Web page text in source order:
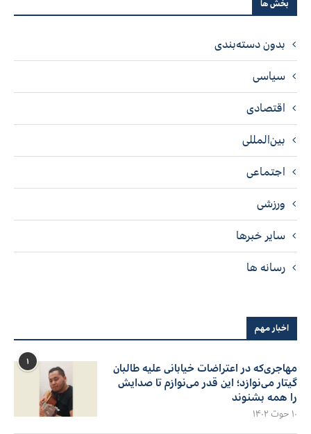
بخش ها
بدون دسته‌بندی
سیاسی
اقتصادی
بین‌المللی
اجتماعی
ورزشی
سایر خبرها
رسانه ها
اخبار مهم
۱
مهاجری‌که در اعتراضات خیابانی علیه طالبان
گیتار می‌نوازد؛ این قدر می‌نوازم تا صدایش
را همه بشنوند
۱۰ حوت ۱۴۰۲